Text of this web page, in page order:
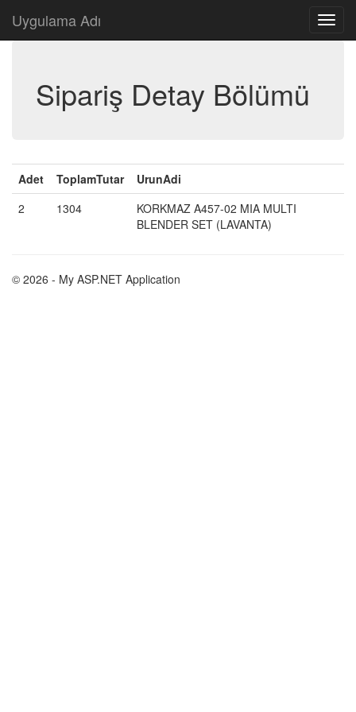
Uygulama Adı
Sipariş Detay Bölümü
Adet ToplamTutar
UrunAdi
2
1304
KORKMAZ A457-02 MIA MULTI
BLENDER SET (LAVANTA)
© 2026 - My ASP.NET Application